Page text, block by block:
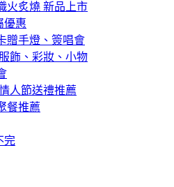
火炙燒 新品上市
優惠
贈手燈、簽唱會
飾、彩妝、小物
人節送禮推薦
餐推薦
完